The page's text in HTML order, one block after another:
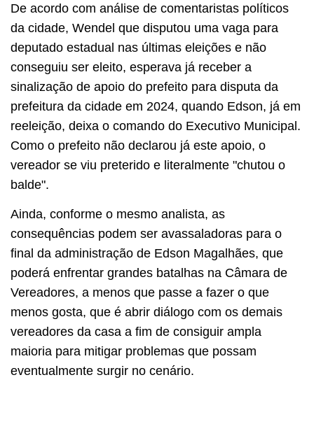
De acordo com análise de comentaristas políticos
da cidade, Wendel que disputou uma vaga para
deputado estadual nas últimas eleições e não
conseguiu ser eleito, esperava já receber a
sinalização de apoio do prefeito para disputa da
prefeitura da cidade em 2024, quando Edson, já em
reeleição, deixa o comando do Executivo Municipal.
Como o prefeito não declarou já este apoio, o
vereador se viu preterido e literalmente "chutou o
balde".
Ainda, conforme o mesmo analista, as
consequências podem ser avassaladoras para o
final da administração de Edson Magalhães, que
poderá enfrentar grandes batalhas na Câmara de
Vereadores, a menos que passe a fazer o que
menos gosta, que é abrir diálogo com os demais
vereadores da casa a fim de consiguir ampla
maioria para mitigar problemas que possam
eventualmente surgir no cenário.